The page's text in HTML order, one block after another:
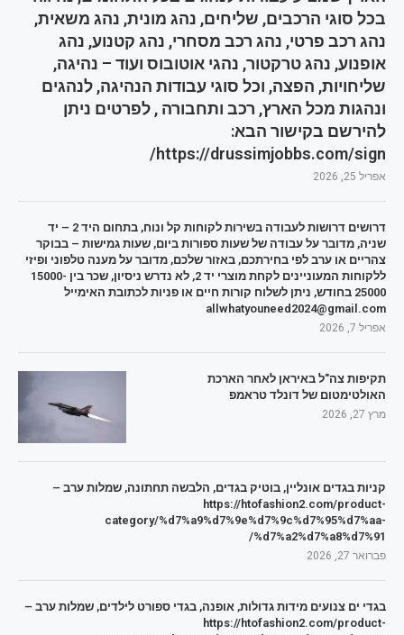
בכל סוגי הרכבים, שליחים, נהג מונית, נהג משאית,
נהג רכב פרטי, נהג רכב מסחרי, נהג קטנוע, נהג
אופנוע, נהג טרקטור, נהגי אוטובוס ועוד – נהיגה,
שליחויות, הפצה, וכל סוגי עבודות הנהיגה, לנהגים
ונהגות מכל הארץ, רכב ותחבורה , לפרטים ניתן
להירשם בקישור הבא:
https://drussimjobbs.com/sign/
אפריל 25, 2026
דרושים דרושות לעבודה בשירות לקוחות קל ונוח, בתחום היד 2 – יד
שניה, מדובר על עבודה של שעות ספורות ביום, שעות גמישות – בבוקר
צהריים או ערב לפי בחירתכם, באזור שלכם, מדובר על מענה טלפוני ופיזי
ללקוחות המעוניינים לקחת מוצרי יד 2, לא נדרש ניסיון, שכר בין 15000-
25000 בחודש, ניתן לשלוח קורות חיים או פניות לכתובת האימייל
allwhatyouneed2024@gmail.com
אפריל 7, 2026
תקיפות צה"ל באיראן לאחר הארכת
האולטימטום של דונלד טראמפ
מרץ 27, 2026
קניות בגדים אונליין, בוטיק בגדים, הלבשה תחתונה, שמלות ערב –
https://htofashion2.com/product-
category/%d7%a9%d7%9e%d7%9c%d7%95%d7%aa-
%d7%a2%d7%a8%d7%91/
פברואר 27, 2026
בגדי ים צנועים מידות גדולות, אופנה, בגדי ספורט לילדים, שמלות ערב –
https://htofashion2.com/product-